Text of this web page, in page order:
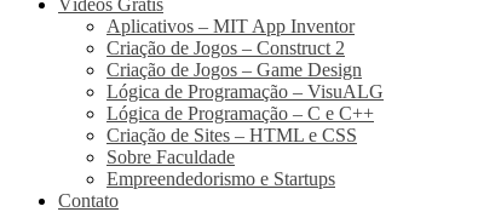
Aplicativos – MIT App Inventor
Criação de Jogos – Construct 2
Criação de Jogos – Game Design
Lógica de Programação – VisuALG
Lógica de Programação – C e C++
Criação de Sites – HTML e CSS
Sobre Faculdade
Empreendedorismo e Startups
Contato